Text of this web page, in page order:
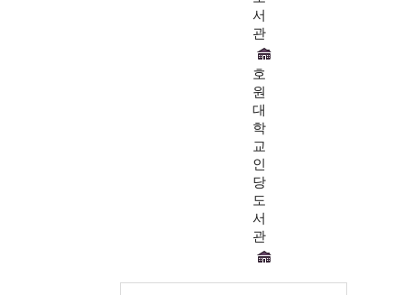
서
관
호
원
대
학
교
인
당
도
서
관